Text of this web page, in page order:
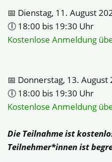
📅 Dienstag, 11. August
🕕 18:00 bis 19:30 Uhr
Kostenlose Anmeldung
📅 Donnerstag, 13. August
🕕 18:00 bis 19:30 Uhr
Kostenlose Anmeldung
Die Teilnahme ist
Teilnehmer*innen ist